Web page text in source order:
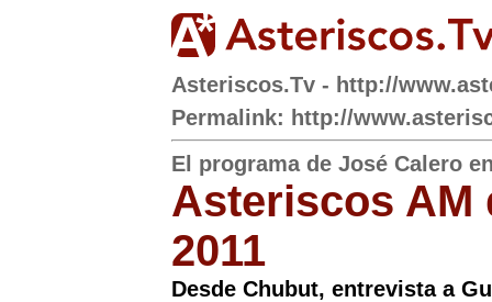
Asteriscos.Tv - http://
Permalink: http://
El programa de José Calero
Asteriscos AM
2011
Desde Chubut, entrevista a